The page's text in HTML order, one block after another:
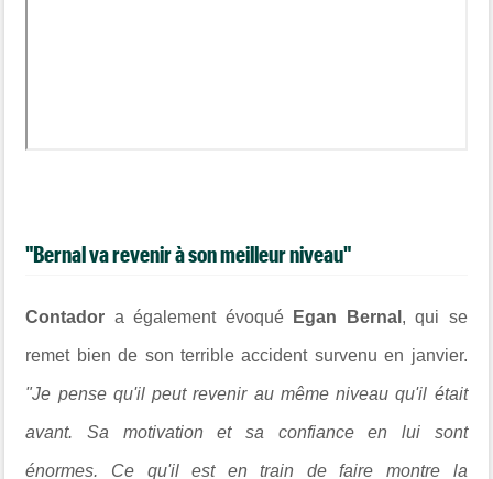
"Bernal va revenir à son meilleur niveau"
Contador a également évoqué Egan Bernal , qui se
remet bien de son terrible accident survenu en janvier.
"Je pense qu'il peut revenir au même niveau qu'il était
avant. Sa motivation et sa confiance en lui sont
énormes. Ce qu'il est en train de faire montre la